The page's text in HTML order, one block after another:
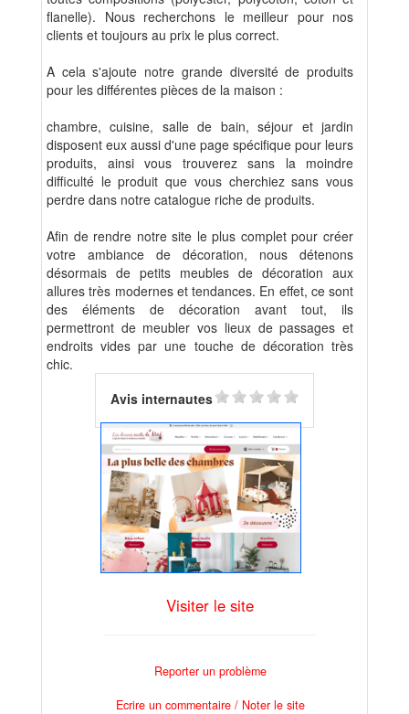
flanelle). Nous recherchons le meilleur pour nos
clients et toujours au prix le plus correct.
A cela s'ajoute notre grande diversité de produits
pour les différentes pièces de la maison :
chambre, cuisine, salle de bain, séjour et jardin
disposent eux aussi d'une page spécifique pour leurs
produits, ainsi vous trouverez sans la moindre
difficulté le produit que vous cherchiez sans vous
perdre dans notre catalogue riche de produits.
Afin de rendre notre site le plus complet pour créer
votre ambiance de décoration, nous détenons
désormais de petits meubles de décoration aux
allures très modernes et tendances. En effet, ce sont
des éléments de décoration avant tout, ils
permettront de meubler vos lieux de passages et
endroits vides par une touche de décoration très
chic.
Avis internautes
Visiter le site
Reporter un problème
Ecrire un commentaire / Noter le site